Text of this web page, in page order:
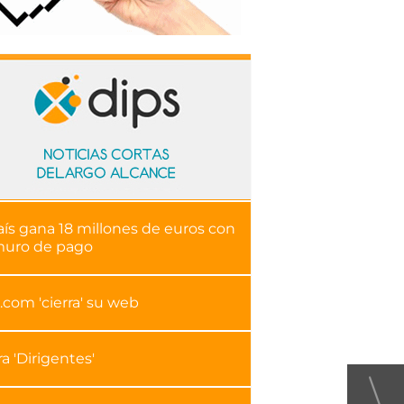
gana 18 millones de euros con
de pago
'cierra' su web
'Dirigentes'